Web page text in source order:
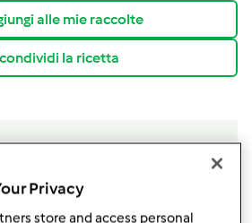
alle mie raccolte
condividi la ricetta
Privacy
store and access personal